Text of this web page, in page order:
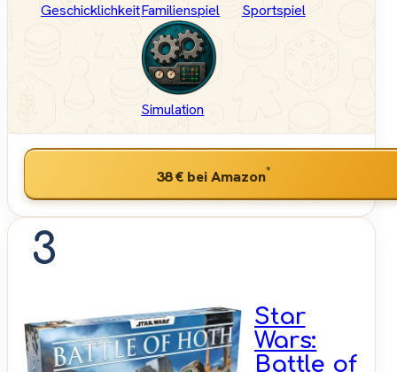
GeschicklichkeitFamilienspiel Sportspiel
Simulation
38 € bei Amazon*
3
Star
Wars:
Battle of